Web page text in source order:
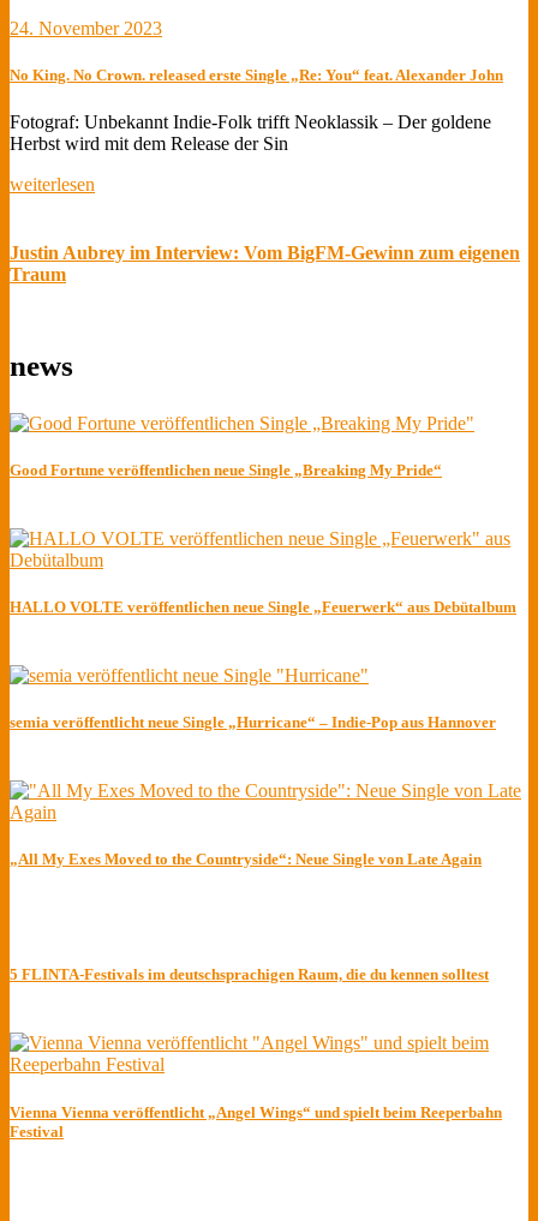
24. November 2023
No King. No Crown. released erste Single „Re: You“ feat. Alexander John
Fotograf: Unbekannt Indie-Folk trifft Neoklassik – Der goldene
Herbst wird mit dem Release der Sin
weiterlesen
Justin Aubrey im Interview: Vom BigFM-Gewinn zum eigenen
Traum
news
Good Fortune veröffentlichen neue Single „Breaking My Pride“
HALLO VOLTE veröffentlichen neue Single „Feuerwerk“ aus Debütalbum
semia veröffentlicht neue Single „Hurricane“ – Indie-Pop aus Hannover
„All My Exes Moved to the Countryside“: Neue Single von Late Again
5 FLINTA-Festivals im deutschsprachigen Raum, die du kennen solltest
Vienna Vienna veröffentlicht „Angel Wings“ und spielt beim Reeperbahn
Festival